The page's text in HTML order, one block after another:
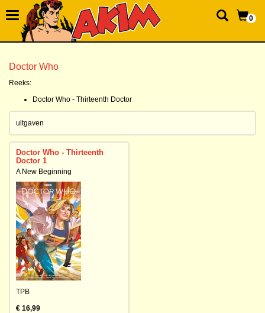
0
Doctor Who
Reeks:
Doctor Who - Thirteenth Doctor
uitgaven
Doctor Who - Thirteenth
Doctor 1
A New Beginning
TPB
€ 16,99